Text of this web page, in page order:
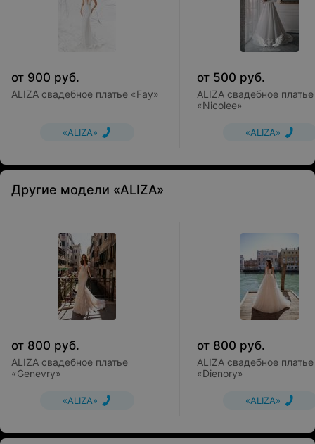
от 900 руб.
ALIZA свадебное платье «Fay»
«ALIZA»
от 500 руб.
ALIZA свадебное платье
«Nicolee»
«ALIZA»
Другие модели «ALIZA»
от 800 руб.
ALIZA свадебное платье
«Genevry»
«ALIZA»
от 800 руб.
ALIZA свадебное платье
«Dienory»
«ALIZA»